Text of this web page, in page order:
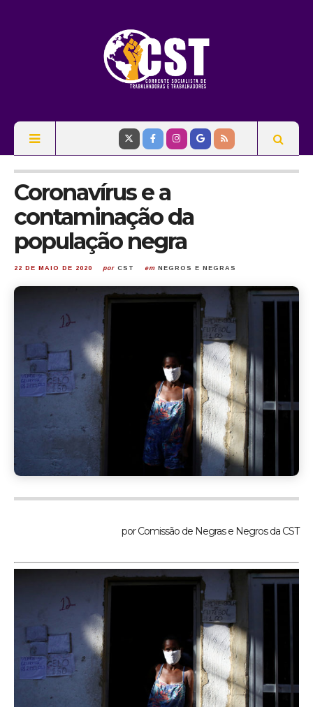
Coronavírus e a
contaminação da
população negra
22 DE MAIO DE 2020 por CST em NEGROS E NEGRAS
por Comissão de Negras e Negros da CST